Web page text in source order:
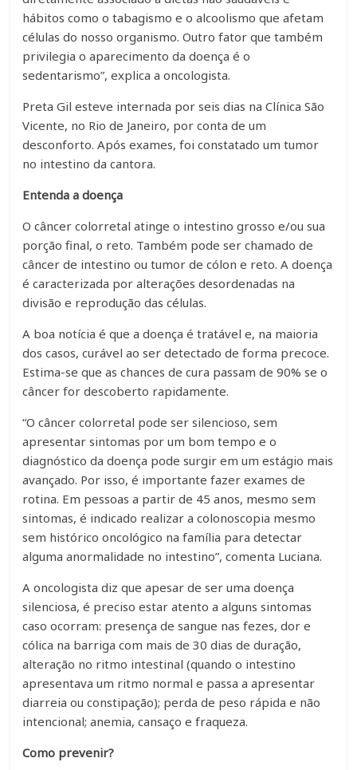
hábitos como o tabagismo e o alcoolismo que afetam
células do nosso organismo. Outro fator que também
privilegia o aparecimento da doença é o
sedentarismo”, explica a oncologista.
Preta Gil esteve internada por seis dias na Clínica São
Vicente, no Rio de Janeiro, por conta de um
desconforto. Após exames, foi constatado um tumor
no intestino da cantora.
Entenda a doença
O câncer colorretal atinge o intestino grosso e/ou sua
porção final, o reto. Também pode ser chamado de
câncer de intestino ou tumor de cólon e reto. A doença
é caracterizada por alterações desordenadas na
divisão e reprodução das células.
A boa notícia é que a doença é tratável e, na maioria
dos casos, curável ao ser detectado de forma precoce.
Estima-se que as chances de cura passam de 90% se o
câncer for descoberto rapidamente.
“O câncer colorretal pode ser silencioso, sem
apresentar sintomas por um bom tempo e o
diagnóstico da doença pode surgir em um estágio mais
avançado. Por isso, é importante fazer exames de
rotina. Em pessoas a partir de 45 anos, mesmo sem
sintomas, é indicado realizar a colonoscopia mesmo
sem histórico oncológico na família para detectar
alguma anormalidade no intestino”, comenta Luciana.
A oncologista diz que apesar de ser uma doença
silenciosa, é preciso estar atento a alguns sintomas
caso ocorram: presença de sangue nas fezes, dor e
cólica na barriga com mais de 30 dias de duração,
alteração no ritmo intestinal (quando o intestino
apresentava um ritmo normal e passa a apresentar
diarreia ou constipação); perda de peso rápida e não
intencional; anemia, cansaço e fraqueza.
Como prevenir?